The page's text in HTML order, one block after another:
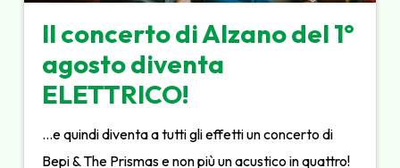
Il concerto di Alzano del 1°
agosto diventa
ELETTRICO!
…e quindi diventa a tutti gli effetti un concerto di
Bepi & The Prismas e non più un acustico in quattro!